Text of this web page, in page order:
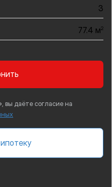
3
77.4 м2
вы даёте согласие на